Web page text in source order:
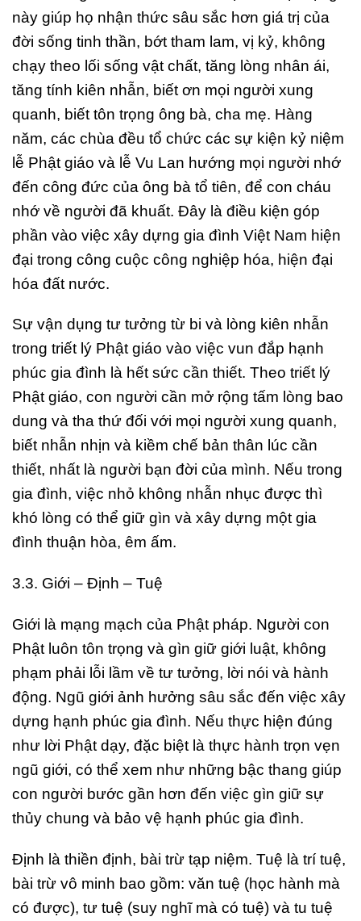
này giúp họ nhận thức sâu sắc hơn giá trị của
đời sống tinh thần, bớt tham lam, vị kỷ, không
chạy theo lối sống vật chất, tăng lòng nhân ái,
tăng tính kiên nhẫn, biết ơn mọi người xung
quanh, biết tôn trọng ông bà, cha mẹ. Hàng
năm, các chùa đều tổ chức các sự kiện kỷ niệm
lễ Phật giáo và lễ Vu Lan hướng mọi người nhớ
đến công đức của ông bà tổ tiên, để con cháu
nhớ về người đã khuất. Đây là điều kiện góp
phần vào việc xây dựng gia đình Việt Nam hiện
đại trong công cuộc công nghiệp hóa, hiện đại
hóa đất nước.
Sự vận dụng tư tưởng từ bi và lòng kiên nhẫn
trong triết lý Phật giáo vào việc vun đắp hạnh
phúc gia đình là hết sức cần thiết. Theo triết lý
Phật giáo, con người cần mở rộng tấm lòng bao
dung và tha thứ đối với mọi người xung quanh,
biết nhẫn nhịn và kiềm chế bản thân lúc cần
thiết, nhất là người bạn đời của mình. Nếu trong
gia đình, việc nhỏ không nhẫn nhục được thì
khó lòng có thể giữ gìn và xây dựng một gia
đình thuận hòa, êm ấm.
3.3. Giới – Định – Tuệ
Giới là mạng mạch của Phật pháp. Người con
Phật luôn tôn trọng và gìn giữ giới luật, không
phạm phải lỗi lầm về tư tưởng, lời nói và hành
động. Ngũ giới ảnh hưởng sâu sắc đến việc xây
dựng hạnh phúc gia đình. Nếu thực hiện đúng
như lời Phật dạy, đặc biệt là thực hành trọn vẹn
ngũ giới, có thể xem như những bậc thang giúp
con người bước gần hơn đến việc gìn giữ sự
thủy chung và bảo vệ hạnh phúc gia đình.
Định là thiền định, bài trừ tạp niệm. Tuệ là trí tuệ,
bài trừ vô minh bao gồm: văn tuệ (học hành mà
có được), tư tuệ (suy nghĩ mà có tuệ) và tu tuệ